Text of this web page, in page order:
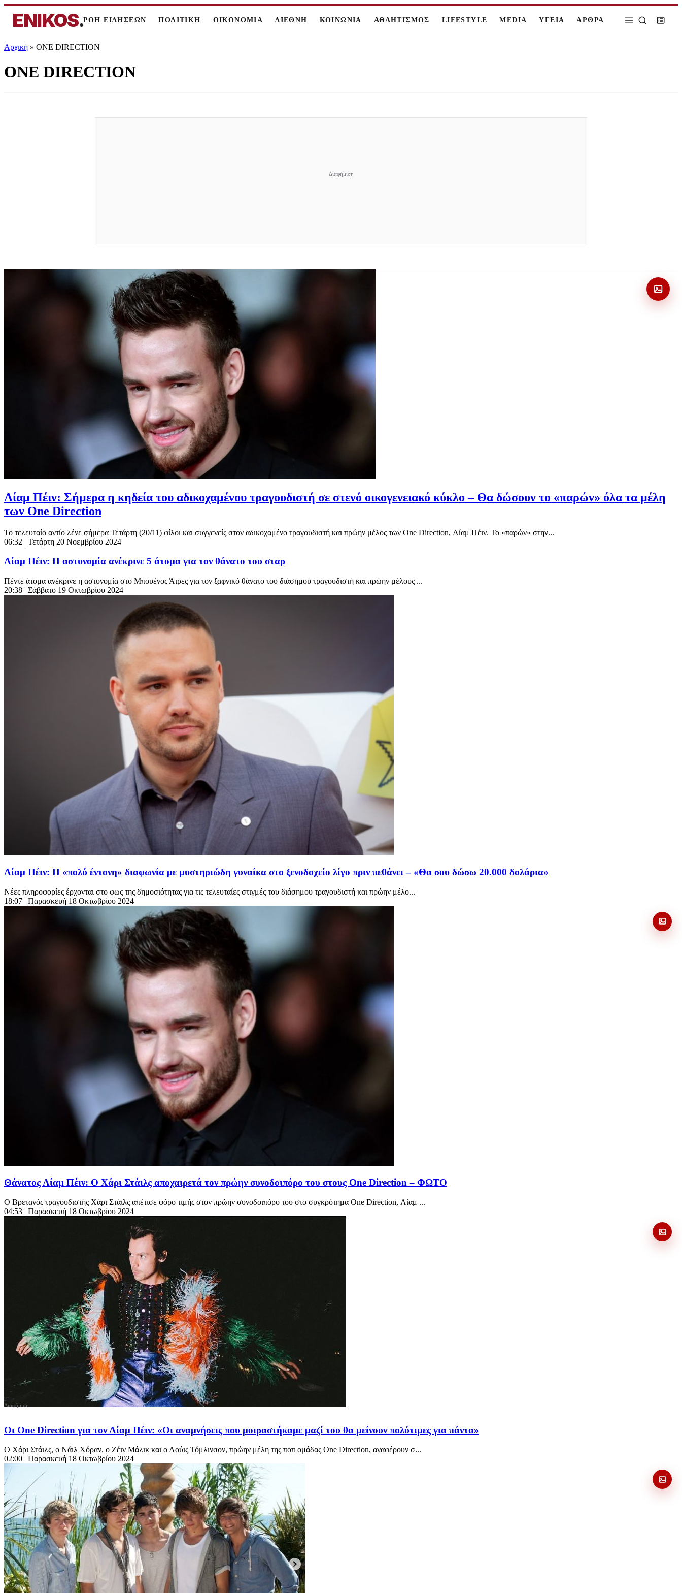
ENIKOS.ΡΟΗ ΕΙΔΗΣΕΩΝ ΠΟΛΙΤΙΚΗ ΟΙΚΟΝΟΜΙΑ ΔΙΕΘΝΗ ΚΟΙΝΩΝΙΑ ΑΘΛΗΤΙΣΜΟΣ LIFESTYLE MEDIA ΥΓΕΙΑ ΑΡΘΡΑ
Αρχική » ONE DIRECTION
ONE DIRECTION
Λίαμ Πέιν: Σήμερα η κηδεία του αδικοχαμένου τραγουδιστή σε στενό οικογενειακό κύκλο – Θα δώσουν το «παρών» όλα τα μέλη
των One Direction
Το τελευταίο αντίο λένε σήμερα Τετάρτη (20/11) φίλοι και συγγενείς στον αδικοχαμένο τραγουδιστή και πρώην μέλος των One Direction, Λίαμ Πέιν. Το «παρών» στην...
06:32 | Τετάρτη 20 Νοεμβρίου 2024
Λίαμ Πέιν: Η αστυνομία ανέκρινε 5 άτομα για τον θάνατο του σταρ
Πέντε άτομα ανέκρινε η αστυνομία στο Μπουένος Άιρες για τον ξαφνικό θάνατο του διάσημου τραγουδιστή και πρώην μέλους ...
20:38 | Σάββατο 19 Οκτωβρίου 2024
Λίαμ Πέιν: Η «πολύ έντονη» διαφωνία με μυστηριώδη γυναίκα στο ξενοδοχείο λίγο πριν πεθάνει – «Θα σου δώσω 20.000 δολάρια»
Νέες πληροφορίες έρχονται στο φως της δημοσιότητας για τις τελευταίες στιγμές του διάσημου τραγουδιστή και πρώην μέλο...
18:07 | Παρασκευή 18 Οκτωβρίου 2024
Θάνατος Λίαμ Πέιν: Ο Χάρι Στάιλς αποχαιρετά τον πρώην συνοδοιπόρο του στους One Direction – ΦΩΤΟ
Ο Βρετανός τραγουδιστής Χάρι Στάιλς απέτισε φόρο τιμής στον πρώην συνοδοιπόρο του στο συγκρότημα One Direction, Λίαμ ...
04:53 | Παρασκευή 18 Οκτωβρίου 2024
Οι One Direction για τον Λίαμ Πέιν: «Οι αναμνήσεις που μοιραστήκαμε μαζί του θα μείνουν πολύτιμες για πάντα»
Ο Χάρι Στάιλς, ο Νάιλ Χόραν, ο Ζέιν Μάλικ και ο Λούις Τόμλινσον, πρώην μέλη της ποπ ομάδας One Direction, αναφέρουν σ...
02:00 | Παρασκευή 18 Οκτωβρίου 2024